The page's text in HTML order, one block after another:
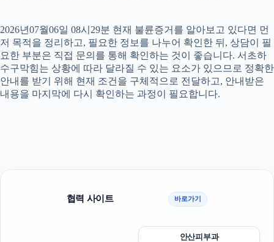
2026년07월06일 08시29분 현재 불륜증거를 알아보고 있다면 먼
저 목적을 정리하고, 필요한 정보를 나누어 확인한 뒤, 상담이 필
요한 부분은 직접 문의를 통해 확인하는 것이 좋습니다. 서초하
수구막힘는 상황에 따라 달라질 수 있는 요소가 있으므로 정확한
안내를 받기 위해 현재 조건을 구체적으로 전달하고, 안내받은
내용을 마지막에 다시 확인하는 과정이 필요합니다.
협력 사이트 바로가기
안산피부과